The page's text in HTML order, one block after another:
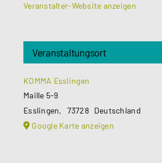
Veranstalter-Website anzeigen
Veranstaltungsort
KOMMA Esslingen
Maille 5-9
Esslingen, 73728 Deutschland
Google Karte anzeigen